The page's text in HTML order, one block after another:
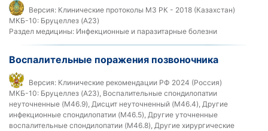
Версия: Клинические протоколы МЗ РК - 2018 (Казахстан)
МКБ-10: Бруцеллез (A23)
Раздел медицины: Инфекционные и паразитарные болезни
Воспалительные поражения позвоночника
Версия: Клинические рекомендации РФ 2024 (Россия)
МКБ-10: Бруцеллез (A23), Воспалительные спондилопатии
неуточненные (M46.9), Дисцит неуточненный (M46.4), Другие
инфекционные спондилопатии (M46.5), Другие уточненные
воспалительные спондилопатии (M46.8), Другие хирургические